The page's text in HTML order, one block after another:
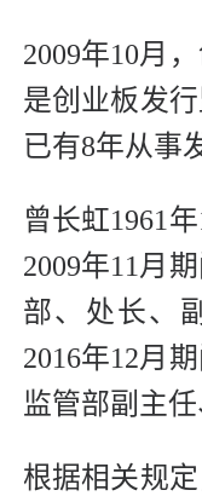
2009年10月
是创业板发
已有8年从事
曾长虹1961
2009年11月
部、处长、
2016年12月
监管部副主
根据相关规